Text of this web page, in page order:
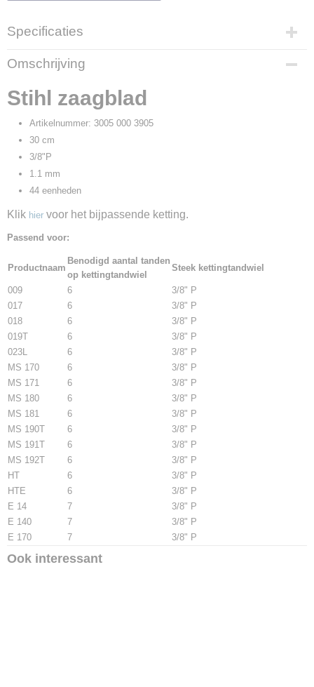
Specificaties
Productcode
23605
Productcode leverancier
3005 000 3905
Omschrijving
Stihl zaagblad
Artikelnummer: 3005 000 3905
30 cm
3/8"P
1.1 mm
44 eenheden
Klik hier voor het bijpassende ketting.
Passend voor:
Productnaam
Benodigd aantal tanden
op kettingtandwiel
Steek kettingtandwiel
009 6
3/8" P
017
6
3/8" P
018
6
3/8" P
019T
6
3/8" P
023L
6
3/8" P
MS 170
6
3/8" P
MS 171
6
3/8" P
MS 180
6
3/8" P
MS 181
6
3/8" P
MS 190T
6
3/8" P
MS 191T
6
3/8" P
MS 192T
6
3/8" P
HT
6
3/8" P
HTE
6
3/8" P
E 14
7
3/8" P
E 140
7
3/8" P
E 170
7 3/8" P
Ook interessant